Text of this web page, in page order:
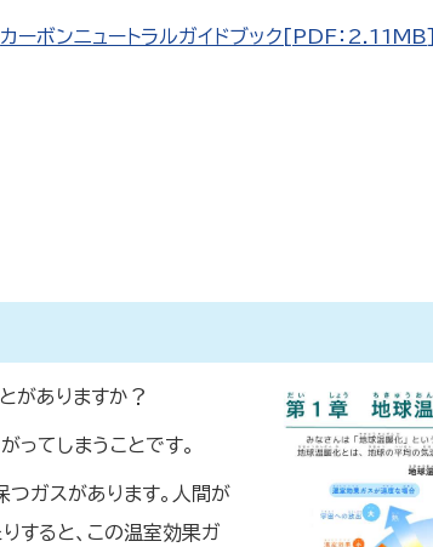
カーボンニュートラルガイドブック[PDF：2.11MB]
がありますか？
ってしまうことです。
つガスがあります。人間が
すると、この温室効果ガ